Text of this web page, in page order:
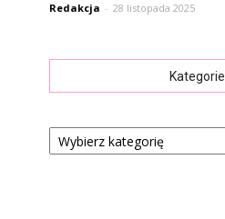
Redakcja - 28 listopada 2025
Kategorie
Kategorie